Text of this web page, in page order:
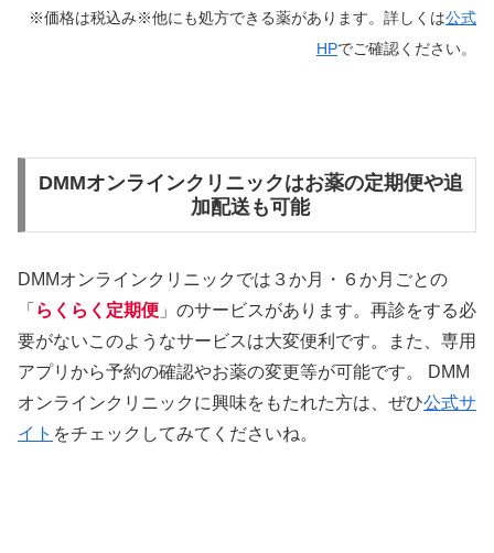
※価格は税込み※他にも処方できる薬があります。詳しくは公式
HPでご確認ください。
DMMオンラインクリニックはお薬の定期便や追
加配送も可能
DMMオンラインクリニックでは３か月・６か月ごとの
「 らくらく定期便 」のサービスがあります。再診をする必
要がないこのようなサービスは大変便利です。また、専用
アプリから予約の確認やお薬の変更等が可能です。 DMM
オンラインクリニックに興味をもたれた方は、ぜひ公式サ
イト をチェックしてみてくださいね。